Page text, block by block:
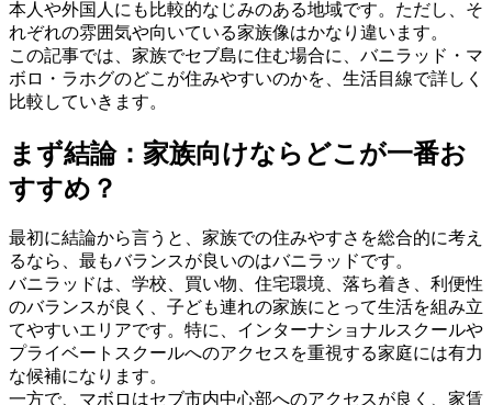
本人や外国人にも比較的なじみのある地域です。ただし、そ
れぞれの雰囲気や向いている家族像はかなり違います。
この記事では、家族でセブ島に住む場合に、バニラッド・マ
ボロ・ラホグのどこが住みやすいのかを、生活目線で詳しく
比較していきます。
まず結論：家族向けならどこが一番お
すすめ？
最初に結論から言うと、家族での住みやすさを総合的に考え
るなら、最もバランスが良いのはバニラッドです。
バニラッドは、学校、買い物、住宅環境、落ち着き、利便性
のバランスが良く、子ども連れの家族にとって生活を組み立
てやすいエリアです。特に、インターナショナルスクールや
プライベートスクールへのアクセスを重視する家庭には有力
な候補になります。
一方で、マボロはセブ市内中心部へのアクセスが良く、家賃